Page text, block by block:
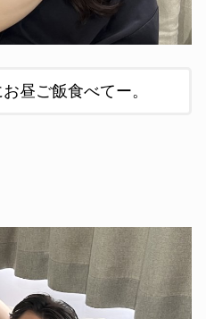
昼ご飯食べてー。